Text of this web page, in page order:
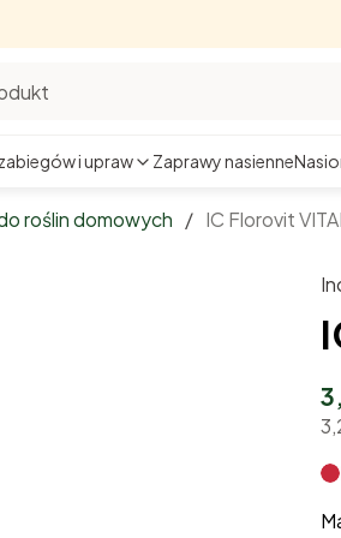
i upraw Zaprawy nasienne
roślin domowych / IC Florovit